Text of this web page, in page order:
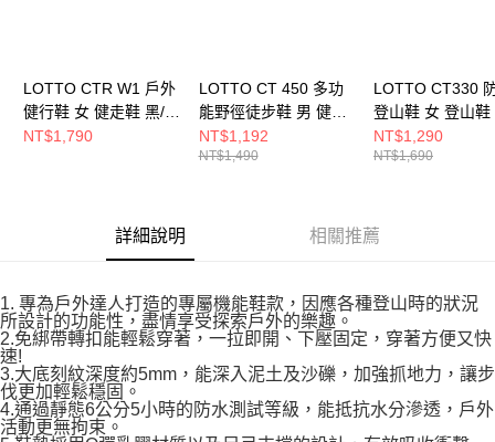
LOTTO CTR W1 戶外
健行鞋 女 健走鞋 黑/粉
LT5AWR9260
NT$1,790
LOTTO CT 450 多功
能野徑徒步鞋 男 健走
鞋 綠 LT5AMR9285
NT$1,192
NT$1,490
LOTTO CT330
登山鞋 女 登山鞋
色 LT5AWO9321
NT$1,290
NT$1,690
詳細說明 相關推薦
1. 專為戶外達人打造的專屬機能鞋款，因應各種登山時的狀況
所設計的功能性，盡情享受探索戶外的樂趣。
2.免綁帶轉扣能輕鬆穿著，一拉即開、下壓固定，穿著方便又快
速!
3.大底刻紋深度約5mm，能深入泥土及沙礫，加強抓地力，讓步
伐更加輕鬆穩固。
4.通過靜態6公分5小時的防水測試等級，能抵抗水分滲透，戶外
活動更無拘束。